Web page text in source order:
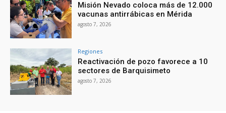
Misión Nevado coloca más de 12.000
vacunas antirrábicas en Mérida
agosto 7, 2026
Regiones
Reactivación de pozo favorece a 10
sectores de Barquisimeto
agosto 7, 2026